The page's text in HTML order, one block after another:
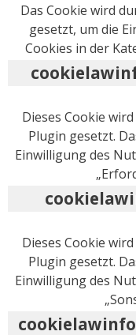
Das Cookie wird
gesetzt, um die
Cookies in der
Dieses Cookie
Plugin gesetzt.
Einwilligung des
Dieses Cookie
Plugin gesetzt.
Einwilligung des